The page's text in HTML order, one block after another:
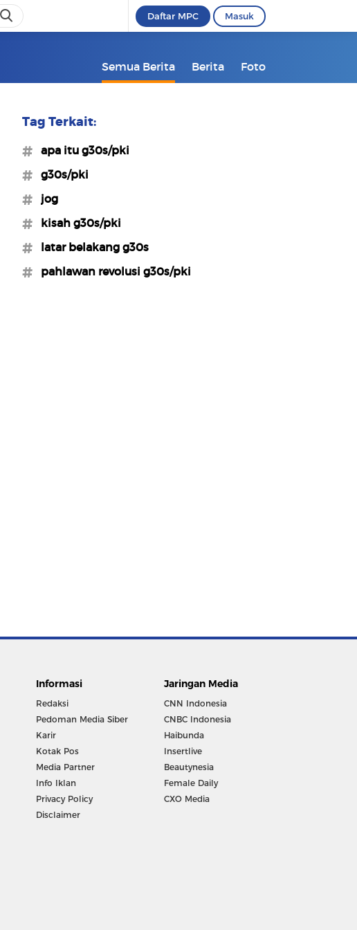
Daftar MPC Masuk
Semua Berita Berita Foto
Tag Terkait:
#apa itu g30s/pki
#g30s/pki
#jog
#kisah g30s/pki
#latar belakang g30s
#pahlawan revolusi g30s/pki
Informasi
Redaksi
Pedoman Media Siber
Karir
Kotak Pos
Media Partner
Info Iklan
Privacy Policy
Disclaimer
Jaringan Media
CNN Indonesia
CNBC Indonesia
Haibunda
Insertlive
Beautynesia
Female Daily
CXO Media